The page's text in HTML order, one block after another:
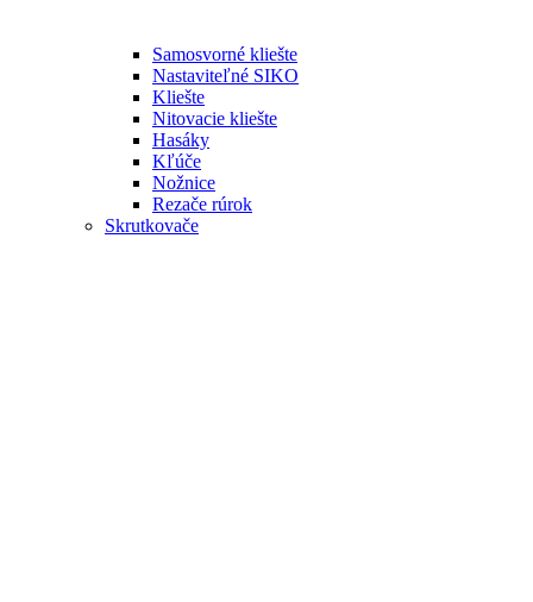
Samosvorné kliešte
Nastaviteľné SIKO
Kliešte
Nitovacie kliešte
Hasáky
Kľúče
Nožnice
Rezače rúrok
Skrutkovače